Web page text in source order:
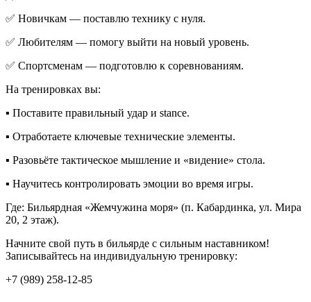
✅ Новичкам — поставлю технику с нуля.
✅ Любителям — помогу выйти на новый уровень.
✅ Спортсменам — подготовлю к соревнованиям.
На тренировках вы:
▪️ Поставите правильный удар и stance.
▪️ Отработаете ключевые технические элементы.
▪️ Разовьёте тактическое мышление и «видение» стола.
▪️ Научитесь контролировать эмоции во время игры.
Где: Бильярдная «Жемчужина моря» (п. Кабардинка, ул. Мира
20, 2 этаж).
Начните свой путь в бильярде с сильным наставником!
Записывайтесь на индивидуальную тренировку:
+7 (989) 258-12-85